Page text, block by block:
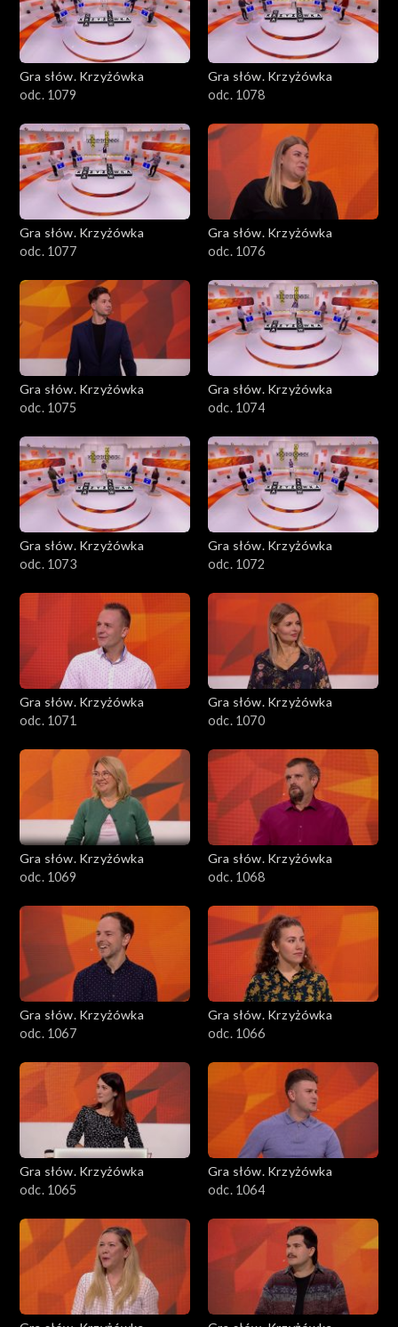
Gra słów. Krzyżówka
odc. 1079
Gra słów. Krzyżówka
odc. 1078
Gra słów. Krzyżówka
odc. 1077
Gra słów. Krzyżówka
odc. 1076
Gra słów. Krzyżówka
odc. 1075
Gra słów. Krzyżówka
odc. 1074
Gra słów. Krzyżówka
odc. 1073
Gra słów. Krzyżówka
odc. 1072
Gra słów. Krzyżówka
odc. 1071
Gra słów. Krzyżówka
odc. 1070
Gra słów. Krzyżówka
odc. 1069
Gra słów. Krzyżówka
odc. 1068
Gra słów. Krzyżówka
odc. 1067
Gra słów. Krzyżówka
odc. 1066
Gra słów. Krzyżówka
odc. 1065
Gra słów. Krzyżówka
odc. 1064